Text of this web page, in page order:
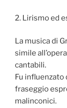
2. Lirismo ed
La musica di
simile
cantabili.
Fu influenzato
fraseggio
malinconici.